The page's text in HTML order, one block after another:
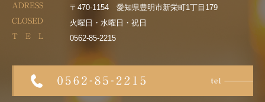
ADRESS 〒470-1154 愛知県豊明市新栄町1丁目179
CLOSED 火曜日・水曜日・祝日
T E L 0562-85-2215